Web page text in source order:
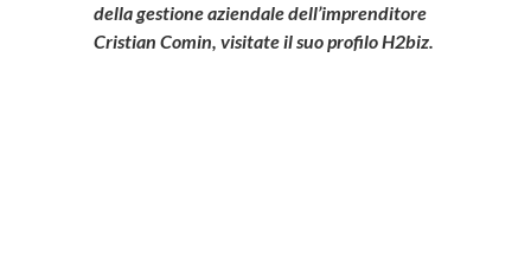
della gestione aziendale dell’imprenditore
Cristian Comin, visitate il suo profilo H2biz.